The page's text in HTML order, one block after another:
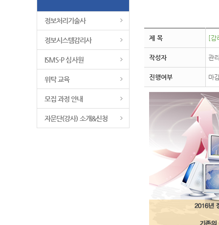
정보처리기술사
정보시스템감리사
ISMS-P 심사원
위탁 교육
모집 과정 안내
자문단(강사) 소개&신청
제 목 [감
작성자 관
진행여부 마